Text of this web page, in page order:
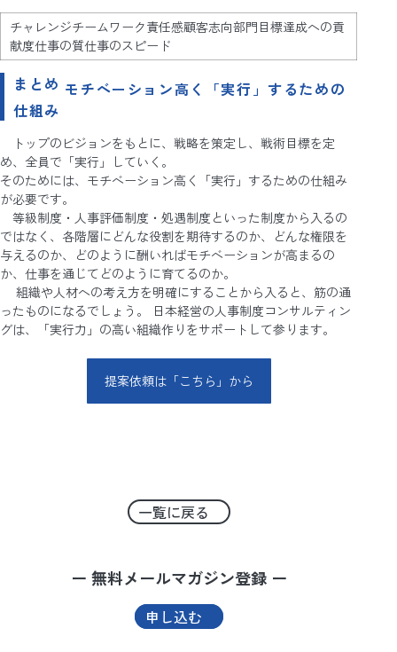
チャレンジチームワーク責任感顧客志向部門目標達成への貢
献度仕事の質仕事のスピード
まとめ モチベーション高く「実行」するための
仕組み
トップのビジョンをもとに、戦略を策定し、戦術目標を定
め、全員で「実行」していく。
そのためには、モチベーション高く「実行」するための仕組み
が必要です。
等級制度・人事評価制度・処遇制度といった制度から入るの
ではなく、各階層にどんな役割を期待するのか、どんな権限を
与えるのか、どのように酬いればモチベーションが高まるの
か、仕事を通じてどのように育てるのか。
組織や人材への考え方を明確にすることから入ると、筋の通
ったものになるでしょう。 日本経営の人事制度コンサルティン
グは、「実行力」の高い組織作りをサポートして参ります。
提案依頼は「こちら」から
一覧に戻る
ー 無料メールマガジン登録 ー
申し込む